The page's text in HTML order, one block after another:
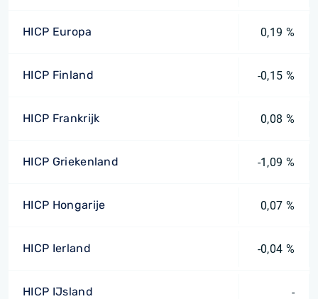
HICP Europa 0,19 %
HICP Finland -0,15 %
HICP Frankrijk 0,08 %
HICP Griekenland -1,09 %
HICP Hongarije 0,07 %
HICP Ierland -0,04 %
HICP IJsland -